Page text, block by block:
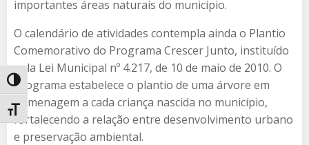
Alternar alto contraste
Alternar tamanho da fonte
importantes áreas naturais do município.
O calendário de atividades contempla ainda o Plantio
Comemorativo do Programa Crescer Junto, instituído
pela Lei Municipal nº 4.217, de 10 de maio de 2010. O
programa estabelece o plantio de uma árvore em
homenagem a cada criança nascida no município,
fortalecendo a relação entre desenvolvimento urbano
e preservação ambiental.